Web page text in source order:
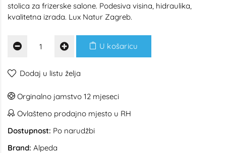
stolica za frizerske salone. Podesiva visina, hidraulika,
kvalitetna izrada. Lux Natur Zagreb.
U košaricu
Dodaj u listu želja
Orginalno jamstvo 12 mjeseci
Ovlašteno prodajno mjesto u RH
Dostupnost: Po narudžbi
Brand: Alpeda